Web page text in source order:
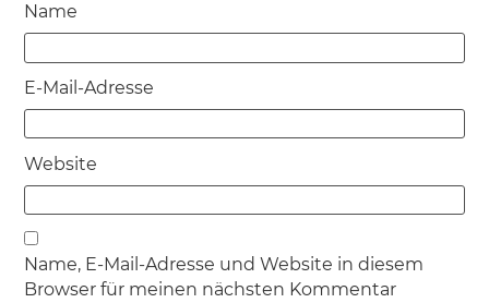
Name
E-Mail-Adresse
Website
Name, E-Mail-Adresse und Website in diesem
Browser für meinen nächsten Kommentar